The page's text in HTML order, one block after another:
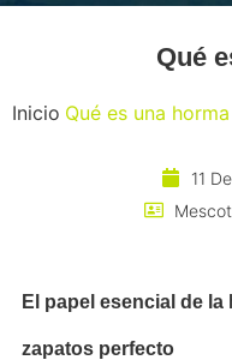
Qué
Inicio Qué es una horma
11
El papel esencial de
zapatos perfecto